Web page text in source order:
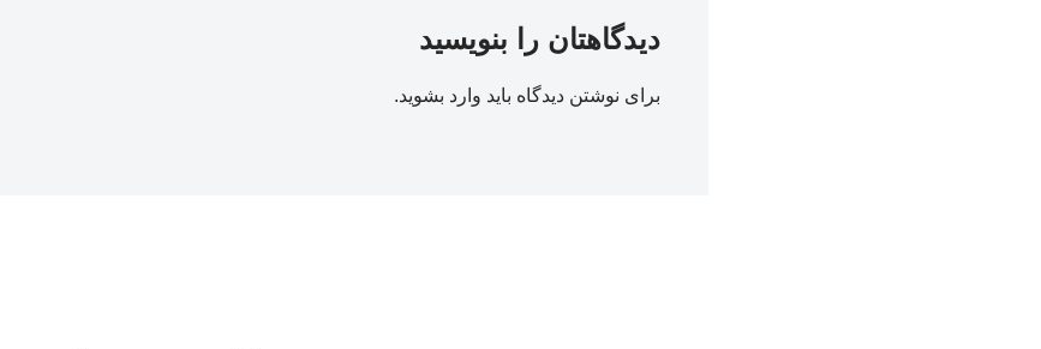
دیدگاهتان را بنویسید
برای نوشتن دیدگاه باید وارد بشوید.